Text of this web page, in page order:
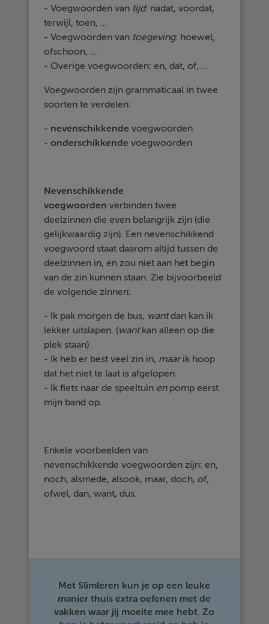
- Voegwoorden van tijd: nadat, voordat,
terwijl, toen, ...
- Voegwoorden van toegeving: hoewel,
ofschoon, ...
- Overige voegwoorden: en, dat, of, ...
Voegwoorden zijn grammaticaal in twee
soorten te verdelen:
- nevenschikkende voegwoorden
-onderschikkende voegwoorden
Nevenschikkende
voegwoorden verbinden twee
deelzinnen die even belangrijk zijn (die
gelijkwaardig zijn). Een nevenschikkend
voegwoord staat daarom altijd tussen de
deelzinnen in, en zou niet aan het begin
van de zin kunnen staan. Zie bijvoorbeeld
de volgende zinnen:
- Ik pak morgen de bus, wantdan kan ik
lekker uitslapen. (wantkan alleen op die
plek staan)
- Ik heb er best veel zin in, maarik hoop
dat het niet te laat is afgelopen.
- Ik fiets naar de speeltuin enpomp eerst
mijn band op.
Enkele voorbeelden van
nevenschikkende voegwoorden zijn: en,
noch, alsmede, alsook, maar, doch, of,
ofwel, dan, want, dus.
Met Slimleren kun je op een leuke
manier thuis extra oefenen met de
vakken waar jij moeite mee hebt. Zo